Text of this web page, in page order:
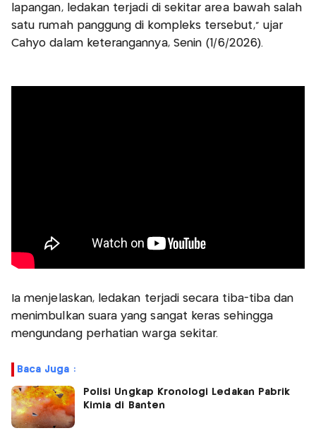
lapangan, ledakan terjadi di sekitar area bawah salah
satu rumah panggung di kompleks tersebut,” ujar
Cahyo dalam keterangannya, Senin (1/6/2026).
Ia menjelaskan, ledakan terjadi secara tiba-tiba dan
menimbulkan suara yang sangat keras sehingga
mengundang perhatian warga sekitar.
Baca Juga :
Polisi Ungkap Kronologi Ledakan Pabrik
Kimia di Banten